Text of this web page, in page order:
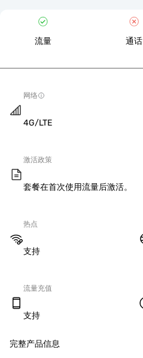
流量 通话
网络
4G/LTE
激活政策
套餐在首次使用流量后激活。
热点
支持
流量充值
支持
完整产品信息